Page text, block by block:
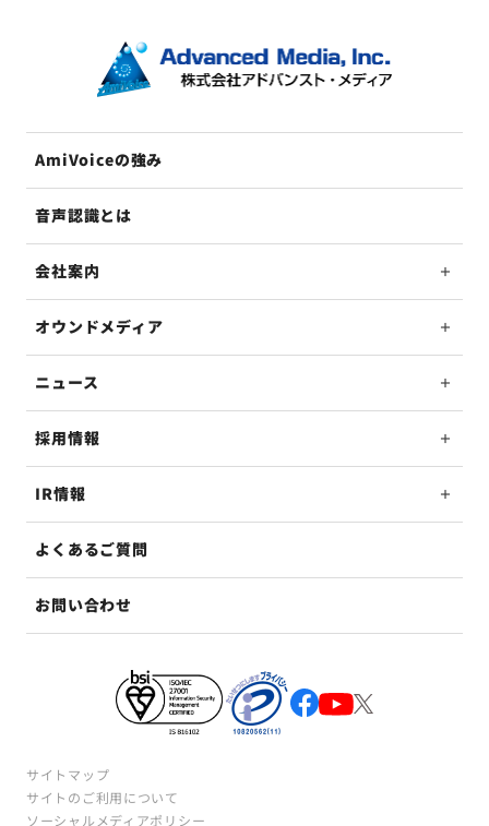
AmiVoiceの強み
音声認識とは
会社案内
オウンドメディア
ニュース
採用情報
IR情報
よくあるご質問
お問い合わせ
サイトマップ
サイトのご利用について
ソーシャルメディアポリシー